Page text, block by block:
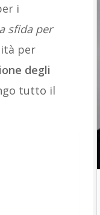
i
sfida per
per
degli
tutto il